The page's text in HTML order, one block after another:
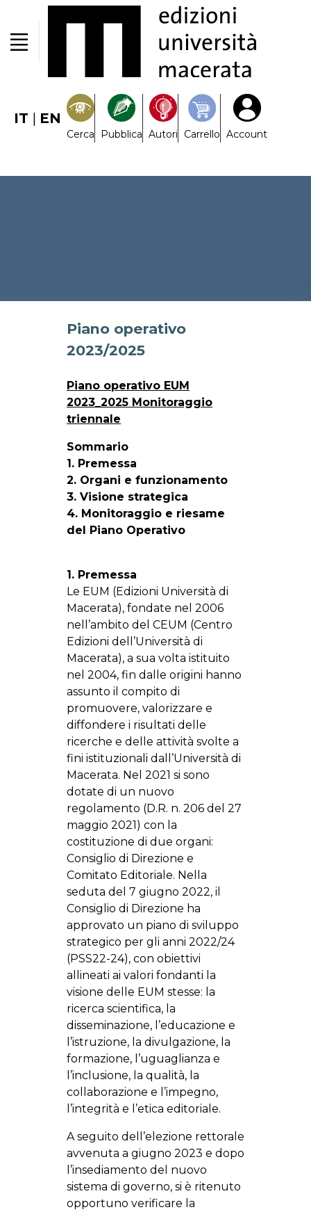
IT | EN
Cerca Pubblica Autori Carrello Account
Piano operativo
2023/2025
Piano operativo EUM
2023_2025 Monitoraggio
triennale
Sommario
1. Premessa
2. Organi e funzionamento
3. Visione strategica
4. Monitoraggio e riesame
del Piano Operativo
1. Premessa
Le EUM (Edizioni Università di
Macerata), fondate nel 2006
nell’ambito del CEUM (Centro
Edizioni dell’Università di
Macerata), a sua volta istituito
nel 2004, fin dalle origini hanno
assunto il compito di
promuovere, valorizzare e
diffondere i risultati delle
ricerche e delle attività svolte a
fini istituzionali dall’Università di
Macerata. Nel 2021 si sono
dotate di un nuovo
regolamento (D.R. n. 206 del 27
maggio 2021) con la
costituzione di due organi:
Consiglio di Direzione e
Comitato Editoriale. Nella
seduta del 7 giugno 2022, il
Consiglio di Direzione ha
approvato un piano di sviluppo
strategico per gli anni 2022/24
(PSS22-24), con obiettivi
allineati ai valori fondanti la
visione delle EUM stesse: la
ricerca scientifica, la
disseminazione, l’educazione e
l’istruzione, la divulgazione, la
formazione, l’uguaglianza e
l’inclusione, la qualità, la
collaborazione e l’impegno,
l’integrità e l’etica editoriale.
A seguito dell’elezione rettorale
avvenuta a giugno 2023 e dopo
l’insediamento del nuovo
sistema di governo, si è ritenuto
opportuno verificare la